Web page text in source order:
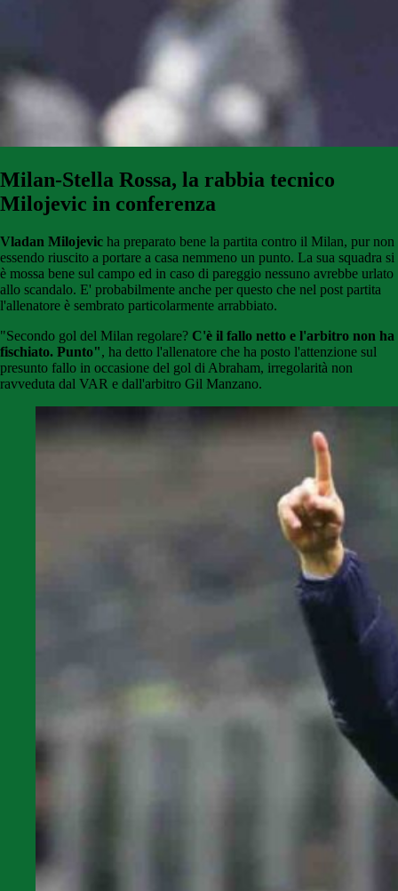
Milan-Stella Rossa, la rabbia tecnico
Milojevic in conferenza
Vladan Milojevic ha preparato bene la partita contro il Milan, pur non
essendo riuscito a portare a casa nemmeno un punto. La sua squadra si
è mossa bene sul campo ed in caso di pareggio nessuno avrebbe urlato
allo scandalo. E' probabilmente anche per questo che nel post partita
l'allenatore è sembrato particolarmente arrabbiato.
"Secondo gol del Milan regolare? C'è il fallo netto e l'arbitro non ha
fischiato. Punto", ha detto l'allenatore che ha posto l'attenzione sul
presunto fallo in occasione del gol di Abraham, irregolarità non
ravveduta dal VAR e dall'arbitro Gil Manzano.